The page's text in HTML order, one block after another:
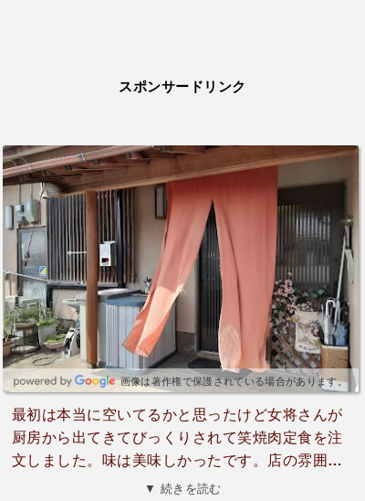
スポンサードリンク
画像は著作権で保護されている場合があります。
最初は本当に空いてるかと思ったけど女将さんが
厨房から出てきてびっくりされて笑焼肉定食を注
文しました。味は美味しかったです。店の雰囲気
もゆっくり出来て良かったです。今日はバレンタ
▼ 続きを読む